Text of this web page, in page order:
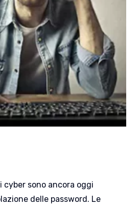
cyber sono ancora oggi
delle password. Le